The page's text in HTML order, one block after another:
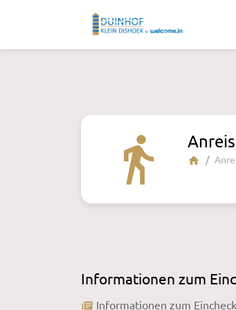
directions_walk home
Informationen zum
library_books Informationen zum